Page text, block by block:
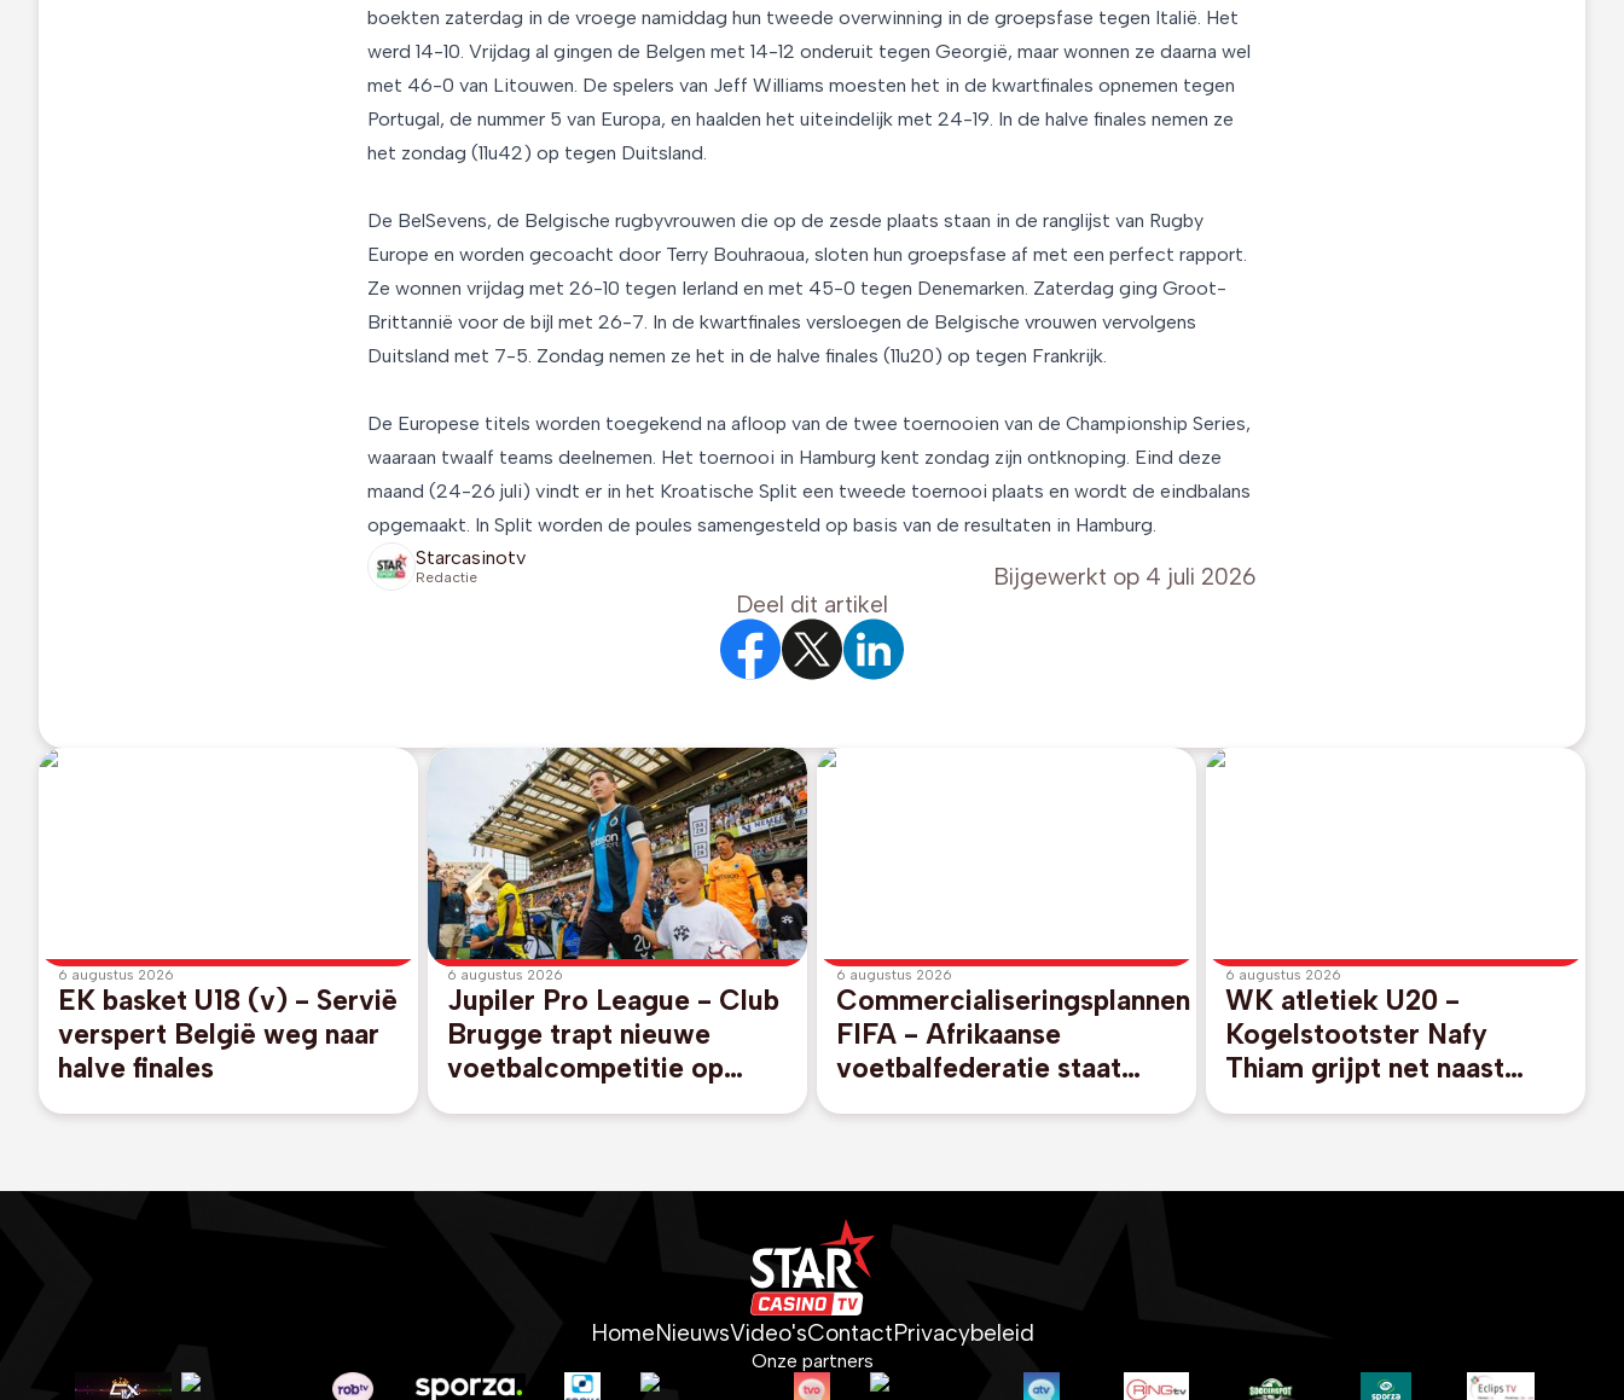
boekten zaterdag in de vroege namiddag hun tweede overwinning in de groepsfase tegen Italië. Het
werd 14-10. Vrijdag al gingen de Belgen met 14-12 onderuit tegen Georgië, maar wonnen ze daarna wel
met 46-0 van Litouwen. De spelers van Jeff Williams moesten het in de kwartfinales opnemen tegen
Portugal, de nummer 5 van Europa, en haalden het uiteindelijk met 24-19. In de halve finales nemen ze
het zondag (11u42) op tegen Duitsland.
De BelSevens, de Belgische rugbyvrouwen die op de zesde plaats staan in de ranglijst van Rugby
Europe en worden gecoacht door Terry Bouhraoua, sloten hun groepsfase af met een perfect rapport.
Ze wonnen vrijdag met 26-10 tegen Ierland en met 45-0 tegen Denemarken. Zaterdag ging Groot-
Brittannië voor de bijl met 26-7. In de kwartfinales versloegen de Belgische vrouwen vervolgens
Duitsland met 7-5. Zondag nemen ze het in de halve finales (11u20) op tegen Frankrijk.
De Europese titels worden toegekend na afloop van de twee toernooien van de Championship Series,
waaraan twaalf teams deelnemen. Het toernooi in Hamburg kent zondag zijn ontknoping. Eind deze
maand (24-26 juli) vindt er in het Kroatische Split een tweede toernooi plaats en wordt de eindbalans
opgemaakt. In Split worden de poules samengesteld op basis van de resultaten in Hamburg.
Starcasinotv
Redactie Bijgewerkt op 4 juli 2026
Deel dit artikel
6 augustus 2026
EK basket U18 (v) - Servië
verspert België weg naar
halve finales
6 augustus 2026
Jupiler Pro League - Club
Brugge trapt nieuwe
voetbalcompetitie op
6 augustus 2026
Commercialiseringsplannen
FIFA - Afrikaanse
voetbalfederatie staat
6 augustus 2026
WK atletiek U20 -
Kogelstootster Nafy
Thiam grijpt net naast
HomeNieuwsVideo'sContactPrivacybeleid
Onze partners